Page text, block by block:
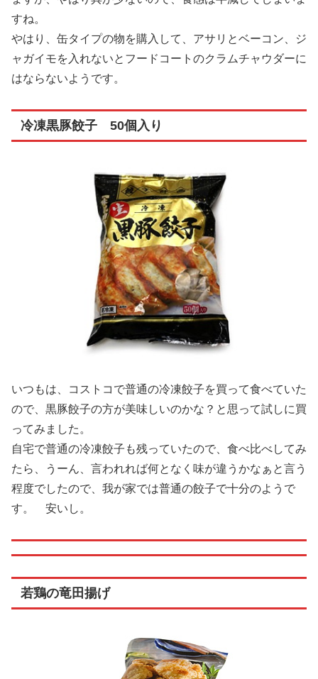
すね。
やはり、缶タイプの物を購入して、アサリとベーコン、ジ
ャガイモを入れないとフードコートのクラムチャウダーに
はならないようです。
冷凍黒豚餃子 50個入り
いつもは、コストコで普通の冷凍餃子を買って食べていた
ので、黒豚餃子の方が美味しいのかな？と思って試しに買
ってみました。
自宅で普通の冷凍餃子も残っていたので、食べ比べしてみ
たら、うーん、言われれば何となく味が違うかなぁと言う
程度でしたので、我が家では普通の餃子で十分のようで
す。 安いし。
若鶏の竜田揚げ